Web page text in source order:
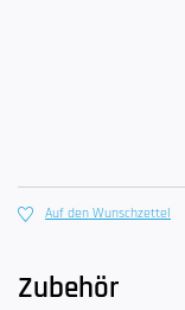
Auf den Wunschzettel
Zubehör